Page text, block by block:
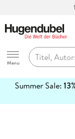
Hugendubel
Menu
Summer Sale:
erfahren